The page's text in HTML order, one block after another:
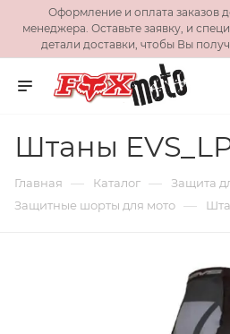
Оформление и оплата заказов
менеджера. Оставьте заявку, и
детали доставки, чтобы Вы
Штаны
Главная — Каталог — Защита
Защитные шорты для мото —